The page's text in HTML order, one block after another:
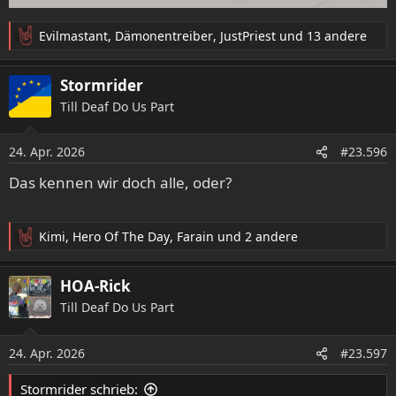
R
e
a
k
t
n
e
n
Evilmastant, Dämonentreiber, JustPriest und 13 andere
Stormrider
Till Deaf Do Us Part
24. Apr. 2026 #23.596
Das kennen wir doch alle, oder?